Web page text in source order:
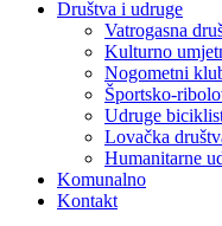
Društva i udruge
Vatrogasna
Kulturno
Nogometni
Športsko-
Udruge
Lovačka
Humanitarne
Komunalno
Kontakt